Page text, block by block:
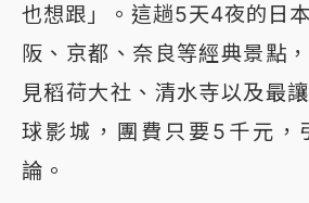
也想跟」。這趟5天4夜的日
阪、京都、奈良等經典景點
見稻荷大社、清水寺以及最
球影城，團費只要5千元，
論。